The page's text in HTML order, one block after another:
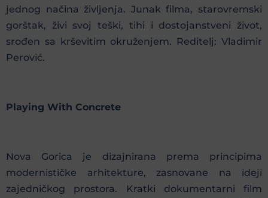
jednog načina življenja. Junak filma, starovremski
gorštak, živi svoj teški, tihi i dostojanstveni život,
srođen sa krševitim okruženjem. Reditelj: Vladimir
Perović.
Playing With Concrete
Nova Gorica je dizajnirana prema principima
modernističke arhitekture, zasnovane na ideji
zajedničkog prostora. Kratki dokumentarni film